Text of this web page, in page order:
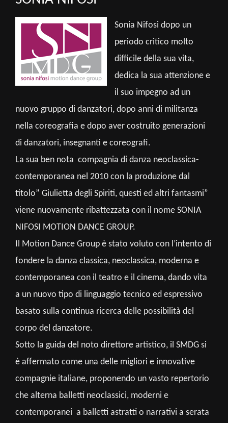
Sonia Nifosi dopo un
periodo critico molto
difficile della sua vita,
dedica la sua attenzione e
il suo impegno ad un
nuovo gruppo di danzatori, dopo anni di militanza
nella coreografia e dopo aver costruito generazioni
di danzatori, insegnanti e coreografi.
La sua ben nota compagnia di danza neoclassica-
contemporanea nel 2010 con la produzione dal
titolo” Giulietta degli Spiriti, questi ed altri fantasmi”
viene nuovamente ribattezzata con il nome SONIA
NIFOSI MOTION DANCE GROUP.
Il Motion Dance Group è stato voluto con l’intento di
fondere la danza classica, neoclassica, moderna e
contemporanea con il teatro e il cinema, dando vita
a un nuovo tipo di linguaggio tecnico ed espressivo
basato sulla continua ricerca delle possibilità del
corpo del danzatore.
Sotto la guida del noto direttore artistico, il SMDG si
è affermato come una delle migliori e innovative
compagnie italiane, proponendo un vasto repertorio
che alterna balletti neoclassici, moderni e
contemporanei a balletti astratti o narrativi a serata